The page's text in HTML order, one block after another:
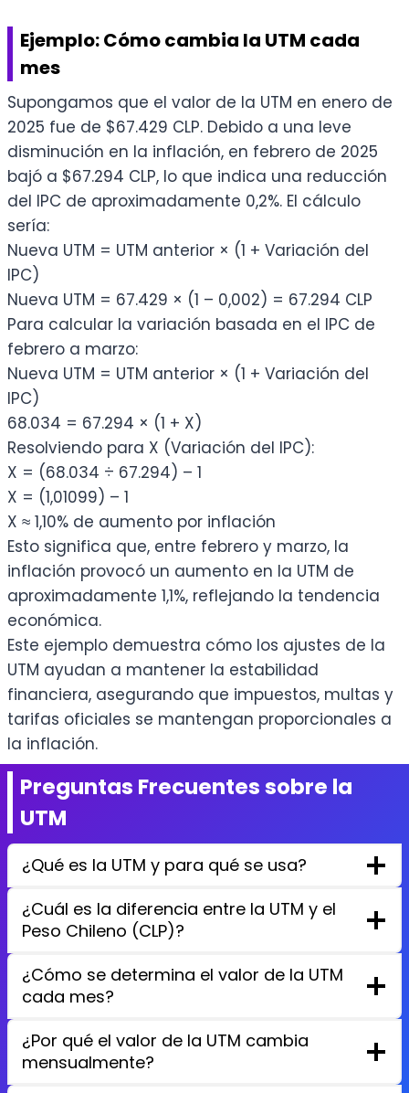
Ejemplo: Cómo cambia la UTM cada
mes
Supongamos que el valor de la UTM en enero de
2025 fue de $67.429 CLP. Debido a una leve
disminución en la inflación, en febrero de 2025
bajó a $67.294 CLP, lo que indica una reducción
del IPC de aproximadamente 0,2%. El cálculo
sería:
Nueva UTM = UTM anterior × (1 + Variación del
IPC)
Nueva UTM = 67.429 × (1 – 0,002) = 67.294 CLP
Para calcular la variación basada en el IPC de
febrero a marzo:
Nueva UTM = UTM anterior × (1 + Variación del
IPC)
68.034 = 67.294 × (1 + X)
Resolviendo para X (Variación del IPC):
X = (68.034 ÷ 67.294) – 1
X = (1,01099) – 1
X ≈ 1,10% de aumento por inflación
Esto significa que, entre febrero y marzo, la
inflación provocó un aumento en la UTM de
aproximadamente 1,1%, reflejando la tendencia
económica.
Este ejemplo demuestra cómo los ajustes de la
UTM ayudan a mantener la estabilidad
financiera, asegurando que impuestos, multas y
tarifas oficiales se mantengan proporcionales a
la inflación.
Preguntas Frecuentes sobre la
UTM
¿Qué es la UTM y para qué se usa?
¿Cuál es la diferencia entre la UTM y el
Peso Chileno (CLP)?
¿Cómo se determina el valor de la UTM
cada mes?
¿Por qué el valor de la UTM cambia
mensualmente?